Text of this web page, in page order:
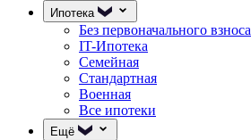
Ипотека
Без первоначального взноса
IT-Ипотека
Семейная
Стандартная
Военная
Все ипотеки
Ещё